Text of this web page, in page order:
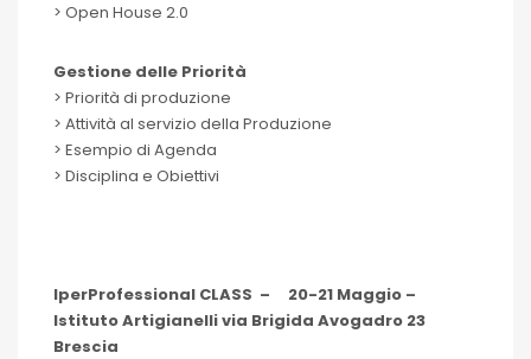
> Open House 2.0
Gestione delle Priorità
> Priorità di produzione
> Attività al servizio della Produzione
> Esempio di Agenda
> Disciplina e Obiettivi
IperProfessional CLASS – 20-21 Maggio –
Istituto Artigianelli via Brigida Avogadro 23
Brescia